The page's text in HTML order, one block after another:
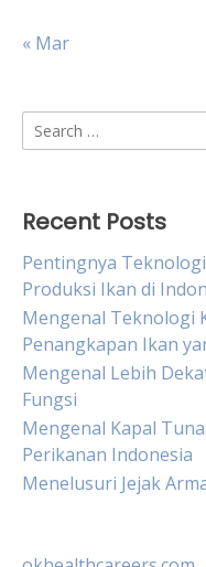
« Mar
Search
for:
Recent Posts
Pentingnya
Produksi Ikan di
Mengenal Teknologi
Penangkapan Ikan
Mengenal Lebih
Fungsi
Mengenal Kapal
Perikanan Indonesia
Menelusuri Jejak